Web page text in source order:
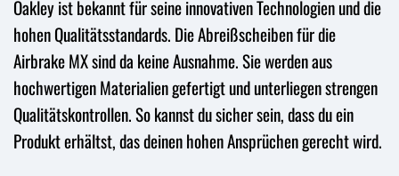
Oakley ist bekannt für seine innovativen Technologien und die
hohen Qualitätsstandards. Die Abreißscheiben für die
Airbrake MX sind da keine Ausnahme. Sie werden aus
hochwertigen Materialien gefertigt und unterliegen strengen
Qualitätskontrollen. So kannst du sicher sein, dass du ein
Produkt erhältst, das deinen hohen Ansprüchen gerecht wird.